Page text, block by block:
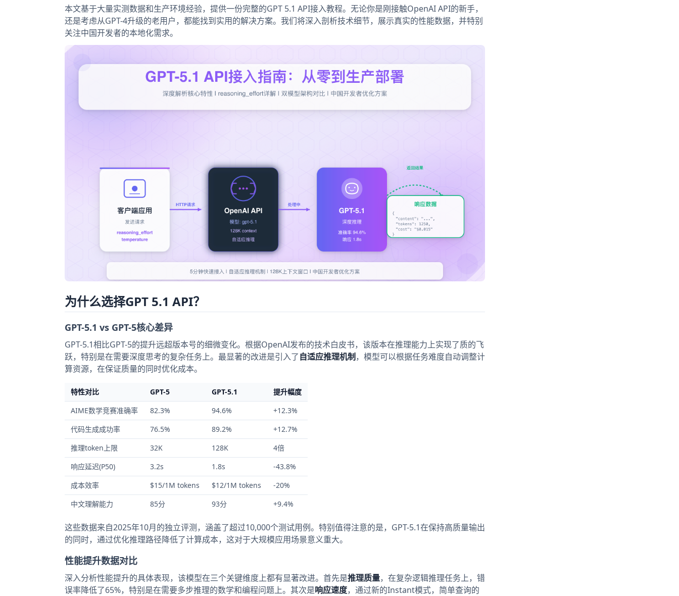
本文基于大量实测数据和生产环境经验，提供一份完整的GPT 5.1 API接入教程。无论你是刚接触OpenAI API的新手，
还是考虑从GPT-4升级的老用户，都能找到实用的解决方案。我们将深入剖析技术细节，展示真实的性能数据，并特别
关注中国开发者的本地化需求。
为什么选择GPT 5.1 API？
GPT-5.1 vs GPT-5核心差异
GPT-5.1相比GPT-5的提升远超版本号的细微变化。根据OpenAI发布的技术白皮书，该版本在推理能力上实现了质的飞
跃，特别是在需要深度思考的复杂任务上。最显著的改进是引入了自适应推理机制 ，模型可以根据任务难度自动调整计
算资源，在保证质量的同时优化成本。
特性对比 GPT-5 GPT-5.1
提升幅度
AIME数学竞赛准确率
82.3% 94.6%
+12.3%
代码生成成功率
76.5% 89.2%
+12.7%
推理token上限
32K 128K
4倍
响应延迟(P50)
3.2s 1.8s
-43.8%
成本效率
$15/1M tokens $12/1M tokens
-20%
中文理解能力
85分 93分 +9.4%
这些数据来自2025年10月的独立评测，涵盖了超过10,000个测试用例。特别值得注意的是，GPT-5.1在保持高质量输出
的同时，通过优化推理路径降低了计算成本，这对于大规模应用场景意义重大。
性能提升数据对比
深入分析性能提升的具体表现，该模型在三个关键维度上都有显著改进。首先是推理质量，在复杂逻辑推理任务上，错
误率降低了65%，特别是在需要多步推理的数学和编程问题上。其次是响应速度，通过新的Instant模式，简单查询的